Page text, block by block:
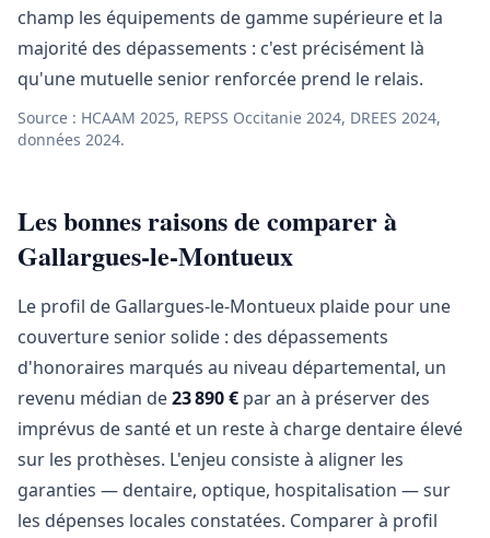
champ les équipements de gamme supérieure et la
majorité des dépassements : c'est précisément là
qu'une mutuelle senior renforcée prend le relais.
Source : HCAAM 2025, REPSS Occitanie 2024, DREES 2024,
données 2024.
Les bonnes raisons de comparer à
Gallargues-le-Montueux
Le profil de Gallargues-le-Montueux plaide pour une
couverture senior solide : des dépassements
d'honoraires marqués au niveau départemental, un
revenu médian de23 890 € par an à préserver des
imprévus de santé et un reste à charge dentaire élevé
sur les prothèses. L'enjeu consiste à aligner les
garanties — dentaire, optique, hospitalisation — sur
les dépenses locales constatées. Comparer à profil